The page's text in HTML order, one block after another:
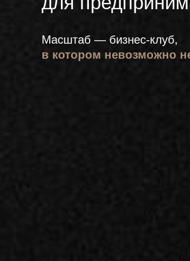
Масштаб — бизнес-клуб,
в котором невозможно